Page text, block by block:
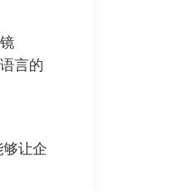
言的
让企